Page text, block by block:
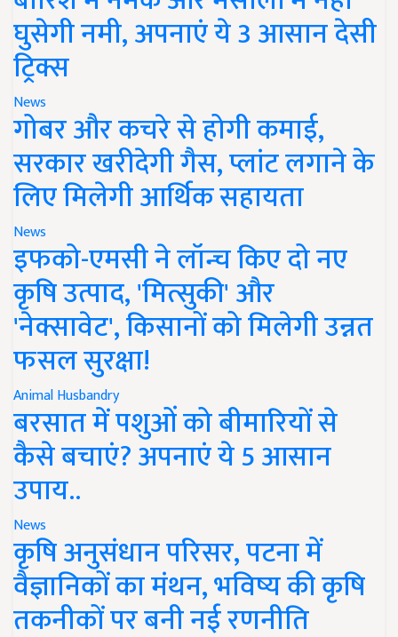
घुसेगी नमी, अपनाएं ये 3 आसान देसी
ट्रिक्स
News
गोबर और कचरे से होगी कमाई,
सरकार खरीदेगी गैस, प्लांट लगाने के
लिए मिलेगी आर्थिक सहायता
News
इफको-एमसी ने लॉन्च किए दो नए
कृषि उत्पाद, 'मित्सुकी' और
'नेक्सावेट', किसानों को मिलेगी उन्नत
फसल सुरक्षा!
Animal Husbandry
बरसात में पशुओं को बीमारियों से
कैसे बचाएं? अपनाएं ये 5 आसान
उपाय..
News
कृषि अनुसंधान परिसर, पटना में
वैज्ञानिकों का मंथन, भविष्य की कृषि
तकनीकों पर बनी नई रणनीति